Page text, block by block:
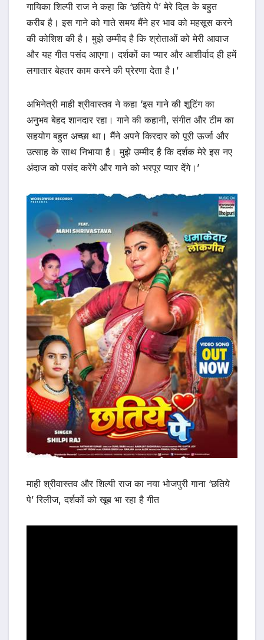
गायिका शिल्पी राज ने कहा कि ‘छतिये पे’ मेरे दिल के बहुत
करीब है। इस गाने को गाते समय मैंने हर भाव को महसूस करने
की कोशिश की है। मुझे उम्मीद है कि श्रोताओं को मेरी आवाज
और यह गीत पसंद आएगा। दर्शकों का प्यार और आशीर्वाद ही हमें
लगातार बेहतर काम करने की प्रेरणा देता है।’
अभिनेत्री माही श्रीवास्तव ने कहा ‘इस गाने की शूटिंग का
अनुभव बेहद शानदार रहा। गाने की कहानी, संगीत और टीम का
सहयोग बहुत अच्छा था। मैंने अपने किरदार को पूरी ऊर्जा और
उत्साह के साथ निभाया है। मुझे उम्मीद है कि दर्शक मेरे इस नए
अंदाज को पसंद करेंगे और गाने को भरपूर प्यार देंगे।’
माही श्रीवास्तव और शिल्पी राज का नया भोजपुरी गाना ‘छतिये
पे’ रिलीज, दर्शकों को खूब भा रहा है गीत